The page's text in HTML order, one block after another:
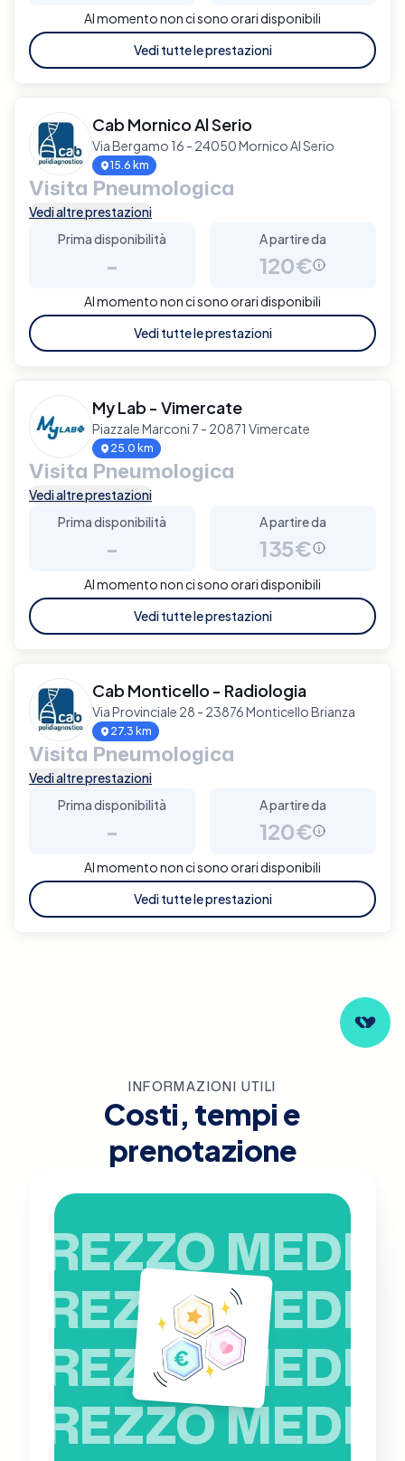
Al momento non ci sono orari disponibili
Vedi tutte le prestazioni
Cab Mornico Al Serio
Via Bergamo 16 - 24050 Mornico Al Serio
15.6 km
Visita Pneumologica
Vedi altre prestazioni
Prima disponibilità
-
A partire da
120€
Al momento non ci sono orari disponibili
Vedi tutte le prestazioni
My Lab - Vimercate
Piazzale Marconi 7 - 20871 Vimercate
25.0 km
Visita Pneumologica
Vedi altre prestazioni
Prima disponibilità
-
A partire da
135€
Al momento non ci sono orari disponibili
Vedi tutte le prestazioni
Cab Monticello - Radiologia
Via Provinciale 28 - 23876 Monticello Brianza
27.3 km
Visita Pneumologica
Vedi altre prestazioni
Prima disponibilità
-
A partire da
120€
Al momento non ci sono orari disponibili
Vedi tutte le prestazioni
INFORMAZIONI UTILI
Costi, tempi e
prenotazione
PREZZO MEDIO
PREZZO MEDIO
PREZZO MEDIO
PREZZO MEDIO